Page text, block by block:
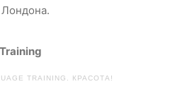
TRAINING. КРАСОТА!